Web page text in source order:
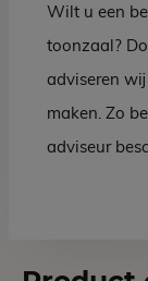
Wilt u een
toonzaal?
adviseren
maken. Zo
adviseur